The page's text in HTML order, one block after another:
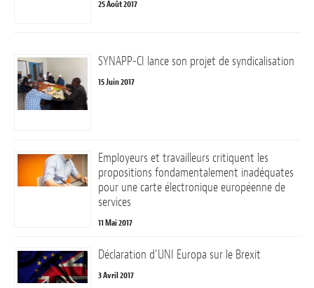
25 Août 2017
SYNAPP-CI lance son projet de syndicalisation
15 Juin 2017
Employeurs et travailleurs critiquent les
propositions fondamentalement inadéquates
pour une carte électronique européenne de
services
11 Mai 2017
Déclaration d’UNI Europa sur le Brexit
3 Avril 2017